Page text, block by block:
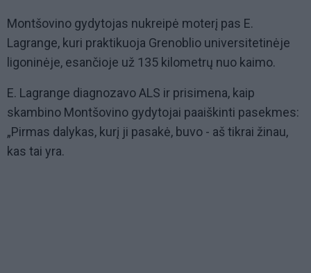
Montšovino gydytojas nukreipė moterį pas E.
Lagrange, kuri praktikuoja Grenoblio universitetinėje
ligoninėje, esančioje už 135 kilometrų nuo kaimo.
E. Lagrange diagnozavo ALS ir prisimena, kaip
skambino Montšovino gydytojai paaiškinti pasekmes:
„Pirmas dalykas, kurį ji pasakė, buvo - aš tikrai žinau,
kas tai yra.